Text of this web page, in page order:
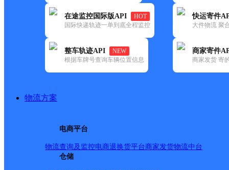
在途监控国际版API
HOT
国际快递轨迹一单到底全程监控
整车轨迹API
NEW
根据车牌号查询车辆位置信息
快运寄件
大件物流 聚
商家寄件
商家发货 寄
物流方案
电商平台
物流查询及监控电商退换货平台商家发货物流中台
仓储
韵达
辽宁锦州公司敬业街道公园分部
更新时间：2022-07-14 00:00:00
所属快递：韵达速递
所属区域：辽宁省-锦州市-古塔区
网点地址：中国辽宁省锦州市古塔区敬业街道汉口街100号
网点负责人：